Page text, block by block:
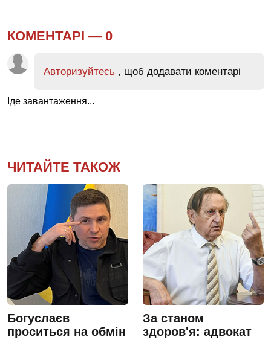
КОМЕНТАРІ — 0
Авторизуйтесь , щоб додавати коментарі
Іде завантаження...
ЧИТАЙТЕ ТАКОЖ
Богуслаєв
проситься на обмін
За станом
здоров'я: адвокат